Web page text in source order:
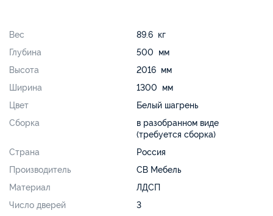
Вес
89.6 кг
Глубина
500 мм
Высота
2016 мм
Ширина
1300 мм
Цвет
Белый шагрень
Сборка
в разобранном виде
(требуется сборка)
Страна
Россия
Производитель
СВ Мебель
Материал
ЛДСП
Число дверей
3